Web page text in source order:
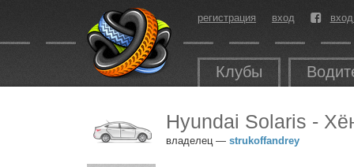
регистрация вход
Клубы
Hyundai Solaris -
владелец — strukoffandrey